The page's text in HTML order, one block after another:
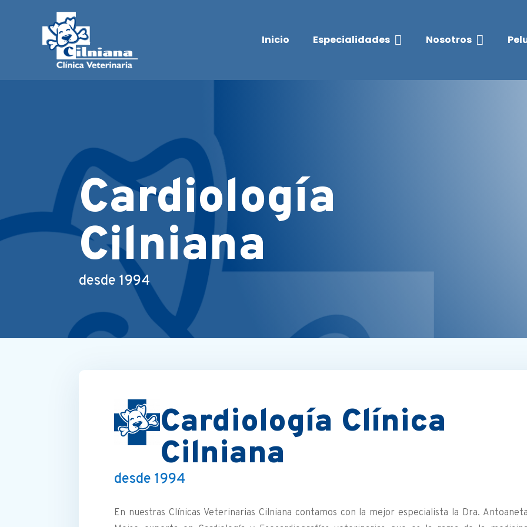
Inicio 
Especialidades 
Nosotros
Cardiología
Cilniana
desde 1994
Cardiología Clínica
Cilniana
desde 1994
En nuestras Clínicas Veterinarias Cilniana contamos con la mejor especialista la Dra.